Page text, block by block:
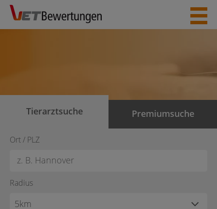
Skip
content
Tierarztsuche Premiumsuche
Ort / PLZ
Radius